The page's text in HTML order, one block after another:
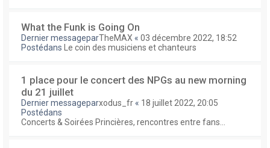
What the Funk is Going On
Dernier messageparTheMAX « 03 décembre 2022, 18:52
Postédans
Le coin des musiciens et chanteurs
1 place pour le concert des NPGs au new morning
du 21 juillet
Dernier messageparxodus_fr « 18 juillet 2022, 20:05
Postédans
Concerts & Soirées Princières, rencontres entre fans...